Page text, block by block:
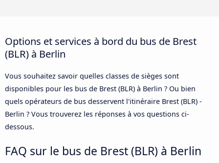
Options et services à bord du bus de Brest
(BLR) à Berlin
Vous souhaitez savoir quelles classes de sièges sont
disponibles pour les bus de Brest (BLR) à Berlin ? Ou bien
quels opérateurs de bus desservent l'itinéraire Brest (BLR) -
Berlin ? Vous trouverez les réponses à vos questions ci-
dessous.
FAQ sur le bus de Brest (BLR) à Berlin